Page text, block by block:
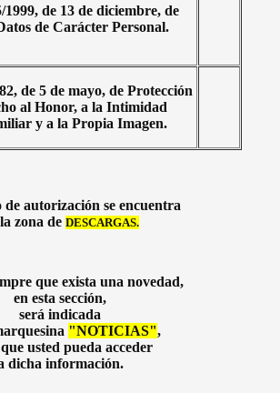
de 13 de diciembre, de
de Carácter Personal.
de 5 de mayo, de Protección
al Honor, a la Intimidad
y a la Propia Imagen.
de autorización se encuentra
zona de DESCARGAS.
que exista una novedad,
en esta sección,
será indicada
"NOTICIAS",
usted pueda acceder
dicha información.